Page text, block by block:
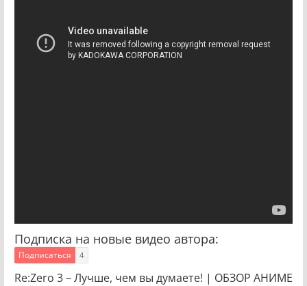
Подписка на новые видео автора:
Подписаться 4
Re:Zero 3 – Лучше, чем вы думаете! | ОБЗОР АНИМЕ